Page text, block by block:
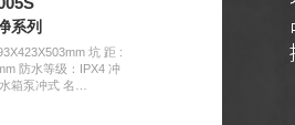
系列
坑 距 :
防水等级：IPX4 冲
箱泵冲式 名…